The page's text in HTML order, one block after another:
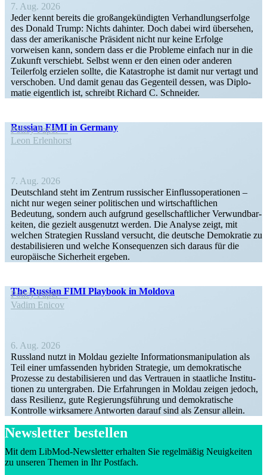
7. Aug. 2026
Jeder kennt bereits die großan­ge­kün­digten Verhand­lungs­er­folge
des Donald Trump: Nichts dahinter. Doch dabei wird übersehen,
dass der ameri­ka­nische Präsident nicht nur keine Erfolge
vorweisen kann, sondern dass er die Probleme einfach nur in die
Zukunft verschiebt. Selbst wenn er den einen oder anderen
Teilerfolg erzielen sollte, die Katastrophe ist damit nur vertagt und
verschoben. Und damit genau das Gegenteil dessen, was Diplo­
matie eigentlich ist, schreibt Richard C. Schneider.
Russian FIMI in Germany
Policy Paper
Leon Erlen­horst
7. Aug. 2026
Deutschland steht im Zentrum russi­scher Einfluss­ope­ra­tionen –
nicht nur wegen seiner politi­schen und wirtschaft­lichen
Bedeutung, sondern auch aufgrund gesell­schaft­licher Verwund­bar­
keiten, die gezielt ausge­nutzt werden. Die Analyse zeigt, mit
welchen Strategien Russland versucht, die deutsche Demokratie zu
desta­bi­li­sieren und welche Konse­quenzen sich daraus für die
europäische Sicherheit ergeben.
The Russian FIMI Playbook in Moldova
Policy Paper
Vadim Enicov
6. Aug. 2026
Russland nutzt in Moldau gezielte Infor­ma­ti­ons­ma­ni­pu­lation als
Teil einer umfas­senden hybriden Strategie, um demokra­tische
Prozesse zu desta­bi­li­sieren und das Vertrauen in staat­liche Insti­tu­
tionen zu unter­graben. Die Erfah­rungen in Moldau zeigen jedoch,
dass Resilienz, gute Regie­rungs­führung und demokra­tische
Kontrolle wirksamere Antworten darauf sind als Zensur allein.
Newsletter bestellen
Mit dem LibMod-Newsletter erhalten Sie regel­mäßig Neuig­keiten
zu unseren Themen in Ihr Postfach.